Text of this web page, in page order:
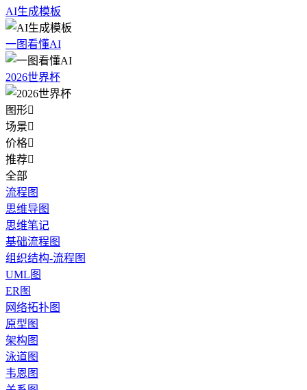
AI生成模板
一图看懂AI
2026世界杯
图形
场景
价格
推荐
全部
流程图
思维导图
思维笔记
基础流程图
组织结构-流程图
UML图
ER图
网络拓扑图
原型图
架构图
泳道图
韦恩图